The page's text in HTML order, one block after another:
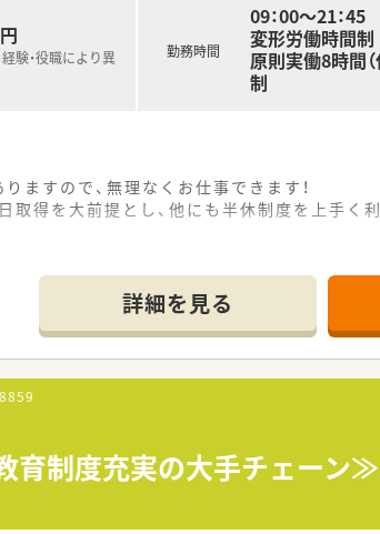
験・役職により異 勤務時間
09：00～21：45
変形労働時間制
原則実働8時間
制
ますので、無理なくお仕事できます！
得を大前提とし、他にも半休制度を上手く
詳細を見る
育制度充実の大手チェー